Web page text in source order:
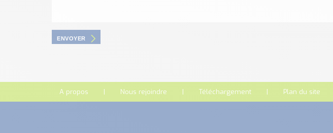
ENVOYER
A propos Nous rejoindre Téléchargement Plan du site